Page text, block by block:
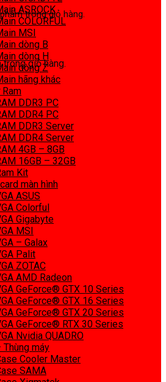
trong giỏ hàng.
giỏ hàng.
ASROCK
COLORFUL
MSI
dòng B
dòng H
dòng Z
hãng khác
Ram
DDR3 PC
DDR4 PC
DDR3 Server
DDR4 Server
4GB – 8GB
16GB – 32GB
Kit
màn hình
ASUS
Colorful
Gigabyte
MSI
– Galax
Palit
ZOTAC
AMD Radeon
GeForce® GTX 10 Series
GeForce® GTX 16 Series
GeForce® GTX 20 Series
GeForce® RTX 30 Series
Nvidia QUADRO
Thùng máy
Cooler Master
SAMA